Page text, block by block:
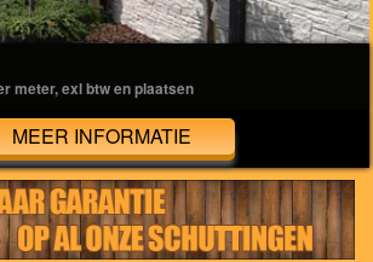
meter, exl btw en plaatsen
MEER INFORMATIE